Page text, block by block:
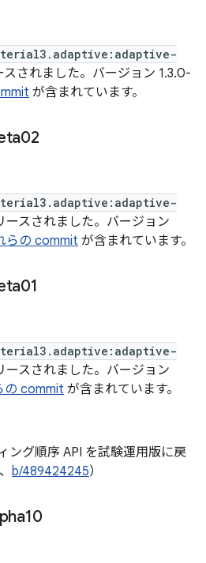
スされました。バージョン 1.3.0-
が含まれています。
ースされました。バージョン
らの commit が含まれています。
ースされました。バージョン
の commit が含まれています。
ング順序 API を試験運用版に戻
、 b/489424245）